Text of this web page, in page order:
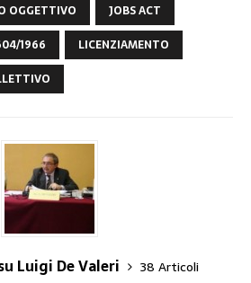
OGGETTIVO
JOBS ACT
1966
LICENZIAMENTO
Luigi De Valeri
38 Articoli